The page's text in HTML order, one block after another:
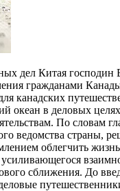
дел Китая господин
гражданами
канадских
океан в деловых
По словам
ведомства страны,
облегчить
сближения. До